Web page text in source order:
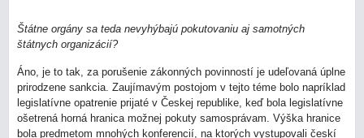
Štátne orgány sa teda nevyhýbajú pokutovaniu aj samotných
štátnych organizácií?
Áno, je to tak, za porušenie zákonných povinností je udeľovaná úplne
prirodzene sankcia. Zaujímavým postojom v tejto téme bolo napríklad
legislatívne opatrenie prijaté v Českej republike, keď bola legislatívne
ošetrená horná hranica možnej pokuty samosprávam. Výška hranice
bola predmetom mnohých konferencií, na ktorých vystupovali českí